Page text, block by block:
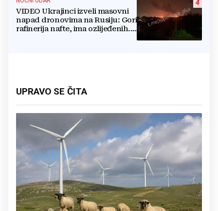
4
VIDEO Ukrajinci izveli masovni
napad dronovima na Rusiju: Gori
rafinerija nafte, ima ozlijeđenih.
UPRAVO SE ČITA